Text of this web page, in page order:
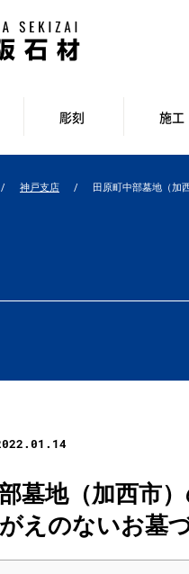
彫刻 施工
神戸支店 田原町中部墓地（加
墓地（加西市
えのないお墓